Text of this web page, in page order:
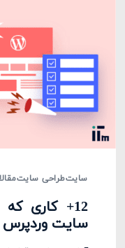
سایتطراحی سایت
12+ کاری
سایت وردپرس